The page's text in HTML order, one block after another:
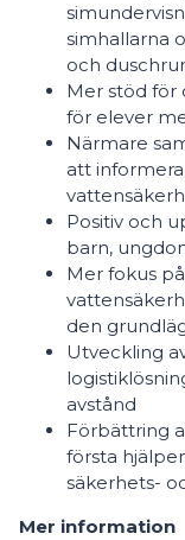
simhallarna
och
Mer stöd för
för elever
Närmare
att
Positiv och
barn,
Mer fokus
den
Utveckling
avstånd
Förbättring
första
säkerhets-
Mer information